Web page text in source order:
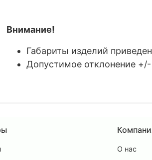
Внимание!
Габариты изделий
Допустимое отклонение +/-
О нас